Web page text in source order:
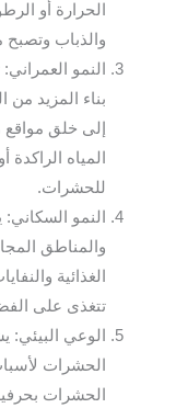
الحرارة أو
والذباب
النمو
بناء المزيد من
إلى خلق
المياه الراكدة
للحشرات.
النمو
والمناطق
الغذائية
تتغذى على
الوعي البيئي:
الحشرات
الحشرات